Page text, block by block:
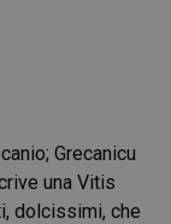
Grecanicu
una Vitis
dolcissimi, che